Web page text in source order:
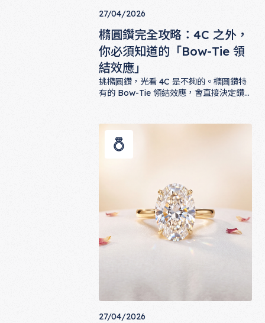
27/04/2026
橢圓鑽完全攻略：4C 之外，
你必須知道的「Bow-Tie 領
結效應」
挑橢圓鑽，光看 4C 是不夠的。橢圓鑽特
有的 Bow-Tie 領結效應，會直接決定鑽
斷可接受程度，並提供 ALUXE 對應款式
建議。
27/04/2026